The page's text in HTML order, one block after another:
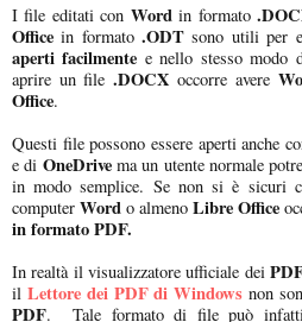
I file editati con Wordin formato
Office in formato.ODT sono utili per
aperti facilmente e nello stesso
aprire un file .DOCX occorre avere
Office.
Questi file possono essere aperti anche
e di OneDrivema un utente normale
in modo semplice. Se non si è sicuri
computer Word o almeno Libre Office
in formato PDF.
In realtà il visualizzatore ufficiale dei
il Lettore dei PDF di Windows non
PDF. Tale formato di file può infatti